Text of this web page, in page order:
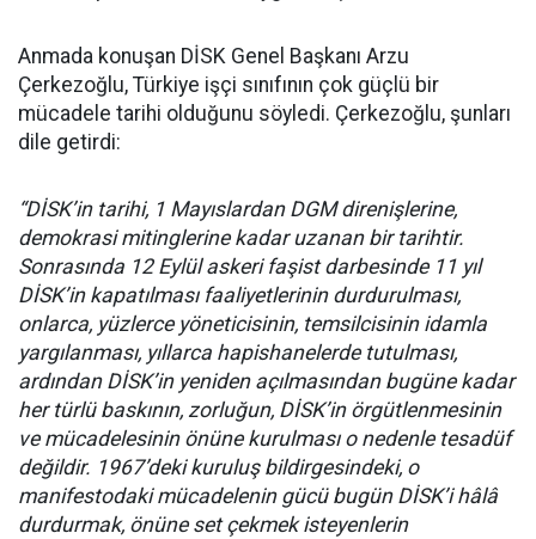
Anmada konuşan DİSK Genel Başkanı Arzu
Çerkezoğlu, Türkiye işçi sınıfının çok güçlü bir
mücadele tarihi olduğunu söyledi. Çerkezoğlu, şunları
dile getirdi:
“DİSK’in tarihi, 1 Mayıslardan DGM direnişlerine,
demokrasi mitinglerine kadar uzanan bir tarihtir.
Sonrasında 12 Eylül askeri faşist darbesinde 11 yıl
DİSK’in kapatılması faaliyetlerinin durdurulması,
onlarca, yüzlerce yöneticisinin, temsilcisinin idamla
yargılanması, yıllarca hapishanelerde tutulması,
ardından DİSK’in yeniden açılmasından bugüne kadar
her türlü baskının, zorluğun, DİSK’in örgütlenmesinin
ve mücadelesinin önüne kurulması o nedenle tesadüf
değildir. 1967’deki kuruluş bildirgesindeki, o
manifestodaki mücadelenin gücü bugün DİSK’i hâlâ
durdurmak, önüne set çekmek isteyenlerin